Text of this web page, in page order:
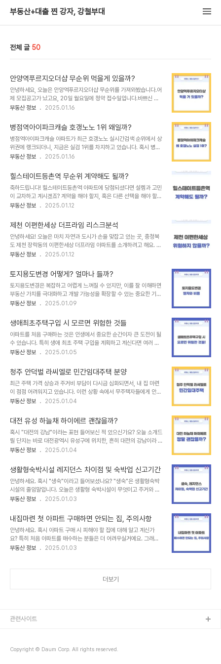
부동산+대출 찐 강자, 강철부대
전체 글 50
안양역푸르지오더샵 무순위 먹을게 있을까?
안녕하세요, 오늘은 안양역푸르지오더샵 무순위를 가져와봤습니다.어
제 모집공고가 났고요, 20일 월요일에 청약 접수일입니다.바쁘신 여
러분을 위해 관련 사항을 간단하게 표로 정리해봤습니다. 그리고 이 글
밀한 분석을 알게 되실겁니다. 주택유형민영규제지역 여부비규제지역
재당첨 제한없음전매 제한최초 당첨자 발표일(2022.04.06.)로부터
1년거주의무기간없음분양가 상한제 적용미적용입주자 모집공고일
2025.01.15. (수)청약 접수일2025.01.20. (월)당첨자 발표일
2025.01.23. (목)서류 접수 및 계약일2025.02.04. (화)공급 위
재건축정비사업)공급 세대수총 2,73..
부동산 정보 2025.01.16
병점역아이파크캐슬 호갱노노 1위 왜일까?
병점역아이파크캐슬 아파트가 최근 호갱노노 실시간검색 순위에서 상
위권에 랭크되더니, 지금은 실검 1위를 차지하고 있습니다. 혹시 병점
역아이파크캐슬이 왜 호갱노노에서 1위를 차지했는지 궁금하지 않으
알아보겠습니다.병점역아이파크캐슬 요약분석단지개요: 병점역아이
파크캐슬은 총 2666세대 규모의 대단지로, 경기도에서도 드문 대규
모 브랜드 아파트.교통환경: 병점역 초역세권으로 1호선 및 GTX-C
노선 연장 가능성이 있으며, 가산디지털, 구로디지털 및 종로 권역 접
근성 좋은 편. GTX-C 연장 노선 개통 시 강남권으로의 접근성 크게
3억 중반대로, 대지 1억 원, 건축비 2억 ..
부동산 정보 2025.01.16
힐스테이트등촌역 무순위 계약해도 될까?
축하드립니다! 힐스테이트등촌역 아파트에 당첨되셨다면 설렘과 고민
이 교차하고 계시겠죠? 계약을 해야 할지, 혹은 다른 선택을 해야 할지
많은 생각이 드실 겁니다. 또, 투자자의 입장에서는 무순위가 좋은 기
등촌역 무순위에 대한 객관적이고 세밀한 분석을 준비했습니다. 함께
알아볼까요? 1. 사업개요 및 단지개요위치: 서울시 강서구 등촌동규모:
지하 2층 ~ 지상 20층, 총 5개 동, 300세대주택형: 59㎡ ~ 84
㎡로 구성, 중소형 평형 중심시공사: 현대건설2. 입지교통: 등촌역(9
호선)과 도보 5분 거리로 뛰어난 접근성생활 인프라: 강서구청, NC백
통학 가능3. 개발호재..
부동산 정보 2025.01.12
제천 이편한세상 더프라임 리스크분석
안녕하세요! 오늘은 마치 자연과 도시가 손을 맞잡고 있는 곳, 충청북
도 제천 장락동의 이편한세상 더프라임 아파트를 소개하려고 해요. 이
곳은 넉넉한 공간과 따뜻한 햇살, 그리고 편안한 생활을 선물해주는 곳
껴보실래요? 이편한세상 더프라임 살펴보기단지개요 및 설계이 아파
트는 총 6개 동, 630세대로 이루어진 대단지예요. 지하 2층에서 지
상 29층까지 이어지는 웅장함 속에서 넓은 동간 거리가 주는 여유와
사생활 보호는 단연 돋보이는 특징입니다. 또, 세대당 1.5대의 주차 공
간이 마련되어 있어 요즘 같은 주차 대란 속에서 숨통을 틔워줄 안식처
어요. 남향 중심 배치로 모든 세대..
부동산 정보 2025.01.12
토지용도변경 어떻게? 얼마나 들까?
토지용도변경은 복잡하고 어렵게 느껴질 수 있지만, 이를 잘 이해하면
부동산 가치를 극대화하고 개발 가능성을 확장할 수 있는 중요한 기회
가 될 수 있습니다. 보통 토지 용도변경을 고민하시는 분들은 토지를
인 경우가 많습니다. 하지만 개발 전문가가 아닌 이상, 용도변경 경험
이 부족해 이를 어렵게 느끼는 경우가 많죠. 그래서 오늘은 토지 용도
변경 비용, 절차, 주의사항을 최대한 쉽게 설명드리겠습니다. 토지용도
변경 살펴보기1)정의토지용도변경이란 현재 토지의 법적 용도를 다른
용도로 변경하는 것을 뜻합니다. 예를 들어, 농지를 주거용지나 상업용
달라지면서 그 가치는 크게 변할 수 ..
부동산 정보 2025.01.09
생애최초주택구입 시 모르면 위험한 것들
아파트를 처음 구매하는 것은 인생에서 중요한 순간이자 큰 도전이 될
수 있습니다. 특히 생애 최초 주택 구입을 계획하고 계신다면 여러 가
지를 신중히 고려해야 하는데요. 이 과정에서 꼭 알아두어야 할 정보를
예산설정의 중요성먼저, 주택 구매를 위해 가장 우선적으로 해야 할 일
은 예산을 명확히 설정하는 것입니다. 단순히 집값만 고려하는 것이 아
니라, 대출 이자, 취득세, 중개 수수료 같은 추가 비용까지 꼼꼼히 계산
해야 합니다. 특히 생애 최초 주택 구입자는 정부에서 제공하는 취득세
감면과 대출 금리 우대 같은 다양한 혜택을 활용할 수 있습니다. 예를
550만 원이므로 사전에 이..
부동산 정보 2025.01.05
청주 안덕벌 라씨엘로 민간임대주택 분양
최근 주택 가격 상승과 주거비 부담이 다시금 심화되면서, 내 집 마련
이 점점 어려워지고 있습니다. 이런 상황 속에서 무주택자들에게 안정
적이고 선택의 폭이 넓은 주거 옵션을 제공하는 대안이 주목받고 있는
용 부담이 적고 장기 거주가 가능하며, 임대 기간 종료 후에는 분양 전
환을 통해 자산화할 기회를 제공한다는 점입니다. 오늘은 이와 같은 장
점을 모두 갖춘 청주 안덕벌 라씨엘로를 소개해 드리겠습니다. 입지와
단지 개요청주 안덕벌 라씨엘로는 충청북도 청주시 청원구 내덕동
169-1번지에 위치한 민간임대주택입니다. "민간임대주택"은 흔히 줄
단지의 대지 면적은 14,679㎡, 연..
부동산 정보 2025.01.04
대전 유성 하늘채 하이에르 괜찮을까?
혹시 "대전의 강남"이라는 표현 들어보신 적 있으신가요? 오늘 소개드
릴 단지는 바로 대전광역시 유성구에 위치한, 흔히 대전의 강남이라 불
리는 지역의 대표 아파트입니다. 최근 서울 및 수도권의 급등한 부동산
있는 상황에서, 유성 하늘채 하이에르 모델하우스와 그 공급 조건을 함
께 살펴보겠습니다. 입지 조건유성 하늘채 하이에르는 대전 유성구 봉
명동 543-1 일대의 핵심 생활권에 위치해 있습니다. 이곳은 도안신
도시와 둔산 생활권을 모두 편리하게 누릴 수 있는 최적의 입지 조건을
갖추고 있어 실거주와 투자 관점 모두에서 주목받고 있습니다.교통 접
에 위치해 있어 이동이 매우 편리하..
부동산 정보 2025.01.04
생활형숙박시설 레지던스 차이점 및 숙박업 신고기간
안녕하세요. 혹시 "생숙"이라고 들어보셨나요? "생숙"은 생활형숙박
시설의 줄임말입니다. 오늘은 생활형 숙박시설이 무엇이고 주거와 숙
박업으로 사용 시 신고 기간 등을 알아보겠습니다. 이 포스팅을 끝까
펴보기 생활형숙박시설이란?생활형숙박시설은 다른말로 ‘레지던스’라
고도 불리며, 호텔과 같은 편의시설을 제공하면서 장기 거주도 가능한
곳인데요. 하지만 주거 용도로 사용하려면 몇 가지 주의할 점이 있습
니다. 가장 중요한 것은 이 시설이 주택법이 아닌 관광진흥법의 적용을
받기 때문에 전입신고가 불가능하다는 점입니다. 실제로 이 점을 놓치
부동산 정보 2025.01.03
내집마련 첫 아파트 구매하면 안되는 집, 주의사항
안녕하세요. 혹시 아파트 구매 시 피해야 할 집에 대해 알고 계신가
요? 특히 처음 아파트를 매수하는 분들은 더 어려우실거예요. 그래
서 오늘은 내 집 마련을 준비 중인 분들께 도움이 될 만한 주의사항들
마련 첫 아파트 구매하면 안되는 집 알아보기1. 너무 오래된 아파트물
이 발생할 수 있습니다. 보통 녹물이..
부동산 정보 2025.01.03
더보기
Copyright © Daum Corp. All rights reserved.
관련사이트